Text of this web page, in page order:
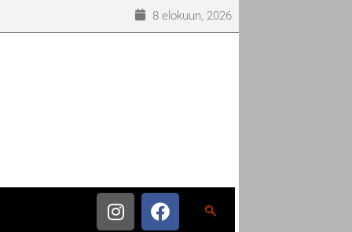
8 elokuun, 2026